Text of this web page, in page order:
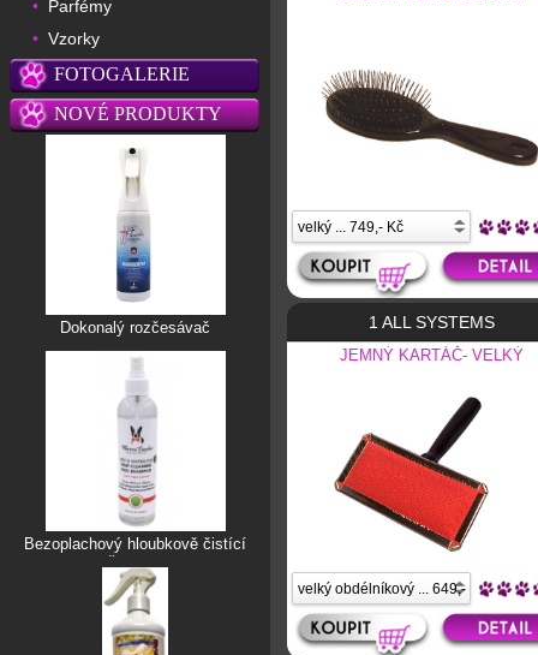
• Parfémy
• Vzorky
FOTOGALERIE
NOVÉ PRODUKTY
Dokonalý rozčesávač
Bezoplachový hloubkově čistící
šampon
1 ALL SYSTEMS
JEMNÝ KARTÁČ- VELKÝ